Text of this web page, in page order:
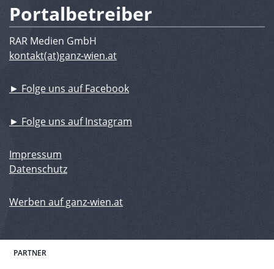
Portalbetreiber
RAR Medien GmbH
kontakt(at)ganz-wien.at
► Folge uns auf Facebook
► Folge uns auf Instagram
Impressum
Datenschutz
Werben auf ganz-wien.at
PARTNER